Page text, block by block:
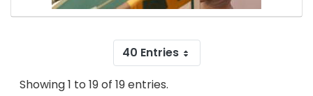
40 Entries
Showing 1 to 19 of 19 entries.